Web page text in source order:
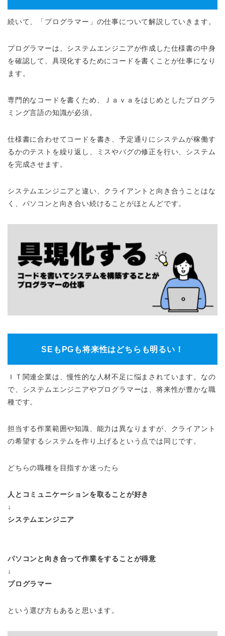
続いて、「プログラマー」の仕事について解説していきます。
プログラマーは、システムエンジニアが作成した仕様書の中身
を確認して、具現化するためにコードを書くことが仕事になり
ます。
専門的なコードを書くため、Ｊａｖａをはじめとしたプログラ
ミング言語の知識が必須。
仕様書に合わせてコードを書き、予定通りにシステムが稼働す
るかのテストを繰り返し、ミスやバグの修正を行い、システム
を完成させます。
システムエンジニアと違い、クライアントと向き合うことはな
く、パソコンと向き合い続けることがほとんどです。
SEもPGも将来性はどちらも明るい！
ＩＴ関連企業は、慢性的な人材不足に悩まされています。なの
で、システムエンジニアやプログラマーは、将来性が豊かな職
種です。
担当する作業範囲や知識、能力は異なりますが、クライアント
の希望するシステムを作り上げるという点では同じです。
どちらの職種を目指すか迷ったら
人とコミュニケーションを取ることが好き
↓
システムエンジニア
パソコンと向き合って作業をすることが得意
↓
プログラマー
という選び方もあると思います。